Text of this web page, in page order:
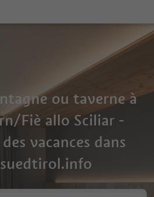
ou taverne à
Fiè allo Sciliar -
vacances dans